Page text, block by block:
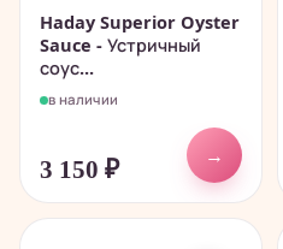
Haday Superior Oyster
Sauce - Устричный
соус...
в наличии
3 150 ₽
→